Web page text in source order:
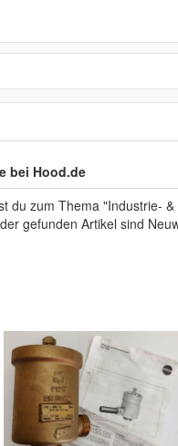
bei Hood.de
du zum Thema "Industrie-
gefunden Artikel sind